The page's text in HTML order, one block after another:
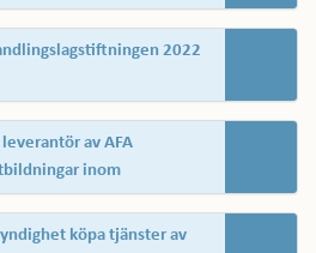
2022
leverantör av AFA
inom
köpa tjänster av